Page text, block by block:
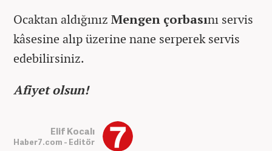
Ocaktan aldığınız Mengen çorbasını servis
kâsesine alıp üzerine nane serperek servis
edebilirsiniz.
Afiyet olsun!
Elif Kocalı
Haber7.com - Editör